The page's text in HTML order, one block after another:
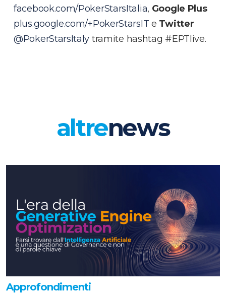
facebook.com/PokerStarsItalia, Google Plus
plus.google.com/+PokerStarsIT e Twitter
@PokerStarsItaly tramite hashtag #EPTlive.
altrenews
Approfondimenti